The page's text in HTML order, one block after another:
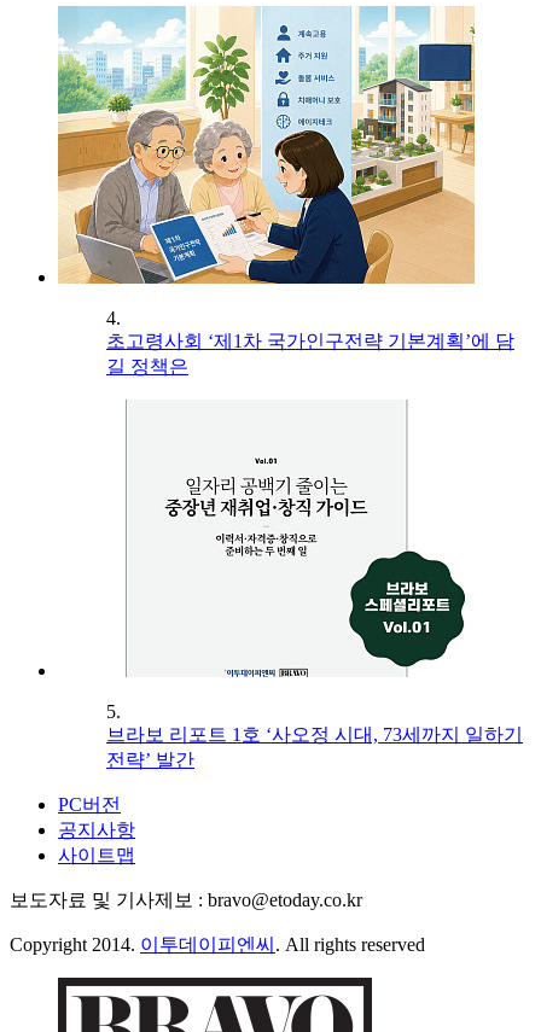
4.
초고령사회 ‘제1차 국가인구전략 기본계획’에 담
길 정책은
5.
브라보 리포트 1호 ‘사오정 시대, 73세까지 일하기
전략’ 발간
PC버전
공지사항
사이트맵
보도자료 및 기사제보 : bravo@etoday.co.kr
Copyright 2014. 이투데이피엔씨 . All rights reserved